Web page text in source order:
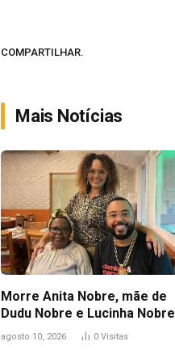
COMPARTILHAR.
Mais Notícias
Morre Anita Nobre, mãe de
Dudu Nobre e Lucinha Nobre
agosto 10, 2026 0 Visitas